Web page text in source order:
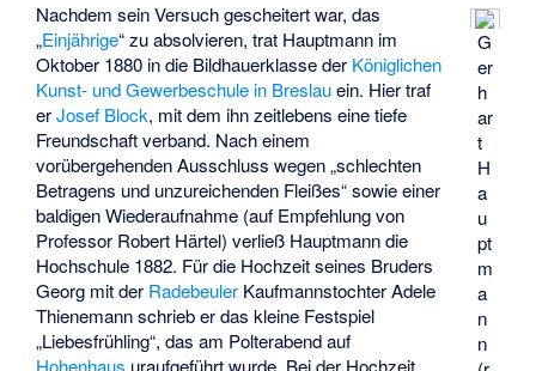
G
er
h
ar
t
H
a
u
pt
m
a
n
n
Nachdem sein Versuch gescheitert war, das
„Einjährige“ zu absolvieren, trat Hauptmann im
Oktober 1880 in die Bildhauerklasse der Königlichen
Kunst- und Gewerbeschule in Breslauein. Hier traf
erJosef Block, mit dem ihn zeitlebens eine tiefe
Freundschaft verband. Nach einem
vorübergehenden Ausschluss wegen „schlechten
Betragens und unzureichenden Fleißes“ sowie einer
baldigen Wiederaufnahme (auf Empfehlung von
Professor Robert Härtel) verließ Hauptmann die
Hochschule 1882. Für die Hochzeit seines Bruders
Georg mit der Radebeuler Kaufmannstochter Adele
Thienemann schrieb er das kleine Festspiel
„Liebesfrühling“, das am Polterabend auf